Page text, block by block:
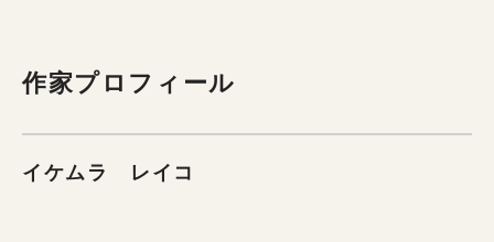
作家プロフィール
イケムラ レイコ